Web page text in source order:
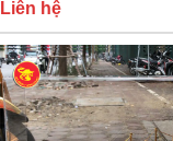
Liên hệ